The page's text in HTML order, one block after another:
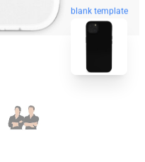
blank template